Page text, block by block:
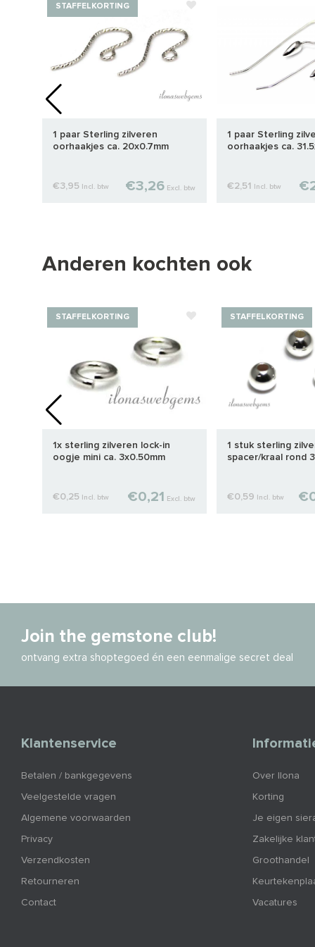
STAFFELKORTING
1 paar Sterling zilveren
oorhaakjes ca. 20x0.7mm
€3,95 Incl. btw €3,26 Excl. btw
1 paar Sterling
oorhaakjes ca.
€2,51 Incl. btw
Anderen kochten ook
STAFFELKORTING
1x sterling zilveren lock-in
oogje mini ca. 3x0.50mm
€0,25 Incl. btw €0,21 Excl. btw
STAFFELKORTING
1 stuk sterling
spacer/kraal rond
€0,59 Incl. btw
Join the gemstone club!
ontvang extra shoptegoed én een eenmalige secret deal
Klantenservice
Betalen / bankgegevens
Veelgestelde vragen
Algemene voorwaarden
Privacy
Verzendkosten
Retourneren
Contact
Over Ilona
Korting
Je eigen
Zakelijke
Groothandel
Vacatures